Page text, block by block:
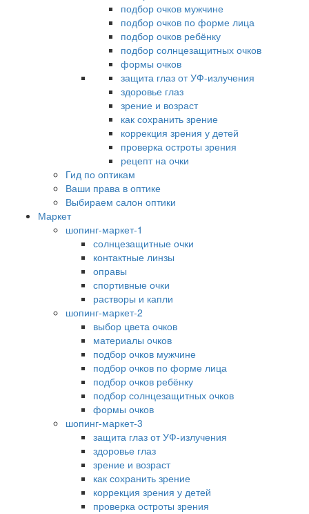
подбор очков мужчине
подбор очков по форме лица
подбор очков ребёнку
подбор солнцезащитных очков
формы очков
защита глаз от УФ-излучения
здоровье глаз
зрение и возраст
как сохранить зрение
коррекция зрения у детей
проверка остроты зрения
рецепт на очки
Гид по оптикам
Ваши права в оптике
Выбираем салон оптики
Маркет
шопинг-маркет-1
солнцезащитные очки
контактные линзы
оправы
спортивные очки
растворы и капли
шопинг-маркет-2
выбор цвета очков
материалы очков
подбор очков мужчине
подбор очков по форме лица
подбор очков ребёнку
подбор солнцезащитных очков
формы очков
шопинг-маркет-3
защита глаз от УФ-излучения
здоровье глаз
зрение и возраст
как сохранить зрение
коррекция зрения у детей
проверка остроты зрения